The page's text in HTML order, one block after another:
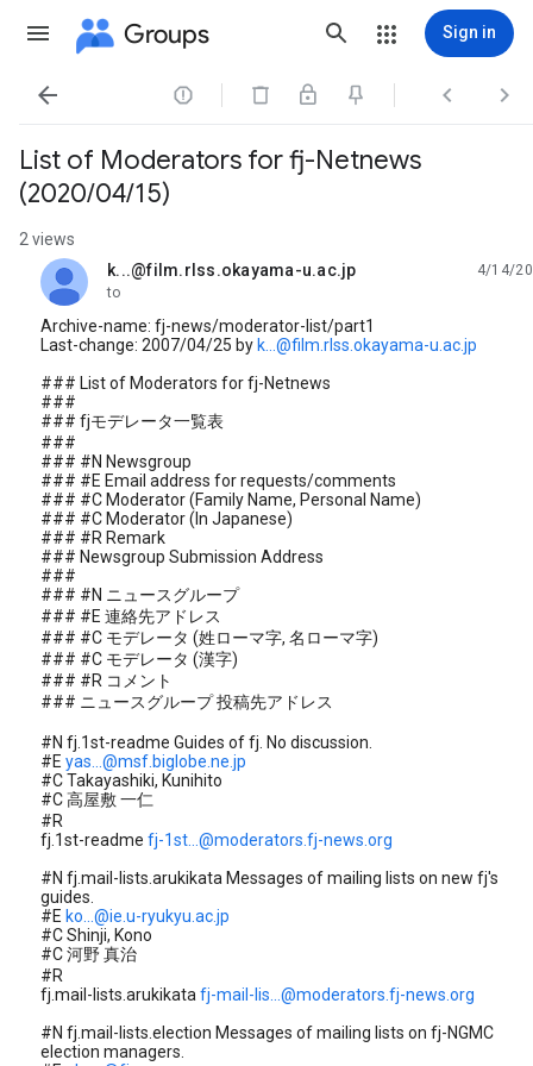
Groups Sign in
   
List of Moderators for fj-Netnews
(2020/04/15)
2 views
k...@film.rlss.okayama-u.ac.jp
unread,
4/14/20
to
Archive-name: fj-news/moderator-list/part1
Last-change: 2007/04/25 by k...@film.rlss.okayama-u.ac.jp
### List of Moderators for fj-Netnews
###
### fjモデレータ一覧表
###
### #N Newsgroup
### #E Email address for requests/comments
### #C Moderator (Family Name, Personal Name)
### #C Moderator (In Japanese)
### #R Remark
### Newsgroup Submission Address
###
### #N ニュースグループ
### #E 連絡先アドレス
### #C モデレータ (姓ローマ字, 名ローマ字)
### #C モデレータ (漢字)
### #R コメント
### ニュースグループ 投稿先アドレス
#N fj.1st-readme Guides of fj. No discussion.
#E yas...@msf.biglobe.ne.jp
#C Takayashiki, Kunihito
#C 高屋敷 一仁
#R
fj.1st-readme fj-1st...@moderators.fj-news.org
#N fj.mail-lists.arukikata Messages of mailing lists on new fj's
guides.
#E ko...@ie.u-ryukyu.ac.jp
#C Shinji, Kono
#C 河野 真治
#R
fj.mail-lists.arukikata fj-mail-lis...@moderators.fj-news.org
#N fj.mail-lists.election Messages of mailing lists on fj-NGMC
election managers.